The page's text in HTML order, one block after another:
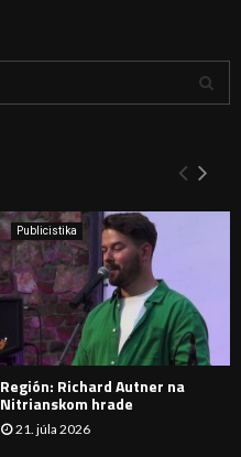
Y
H
D
Publicistika
Región: Richard Autner na
Nitrianskom hrade
21. júla 2026